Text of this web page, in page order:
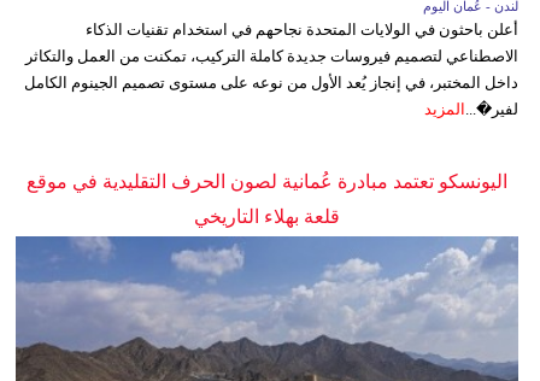
لندن - عُمان اليوم
أعلن باحثون في الولايات المتحدة نجاحهم في استخدام تقنيات الذكاء
الاصطناعي لتصميم فيروسات جديدة كاملة التركيب، تمكنت من العمل والتكاثر
داخل المختبر، في إنجاز يُعد الأول من نوعه على مستوى تصميم الجينوم الكامل
لفير�... المزيد
اليونسكو تعتمد مبادرة عُمانية لصون الحرف التقليدية في موقع
قلعة بهلاء التاريخي